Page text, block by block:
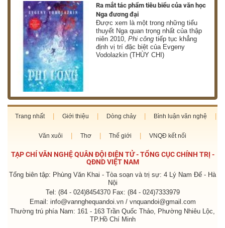
Ra mắt tác phẩm tiêu biểu của văn học
Nga đương đại
Được xem là một trong những tiểu
thuyết Nga quan trọng nhất của thập
niên 2010,Phi công tiếp tục khẳng
định vị trí đặc biệt của Evgeny
Vodolazkin (THÙY CHI)
Trang nhất Giới thiệu Dòng chảy Bình luận văn nghệ
Văn xuôi Thơ Thế giới VNQĐ kết nối
TẠP CHÍ VĂN NGHỆ QUÂN ĐỘI ĐIỆN TỬ - TỔNG CỤC CHÍNH TRỊ -
QĐND VIỆT NAM
Tổng biên tập: Phùng Văn Khai - Tòa soạn và trị sự: 4 Lý Nam Đế - Hà
Nội
Tel: (84 - 024)8454370 Fax: (84 - 024)7333979
Email: info@vannghequandoi.vn / vnquandoi@gmail.com
Thường trú phía Nam: 161 - 163 Trần Quốc Thảo, Phường Nhiêu Lộc,
TP.Hồ Chí Minh